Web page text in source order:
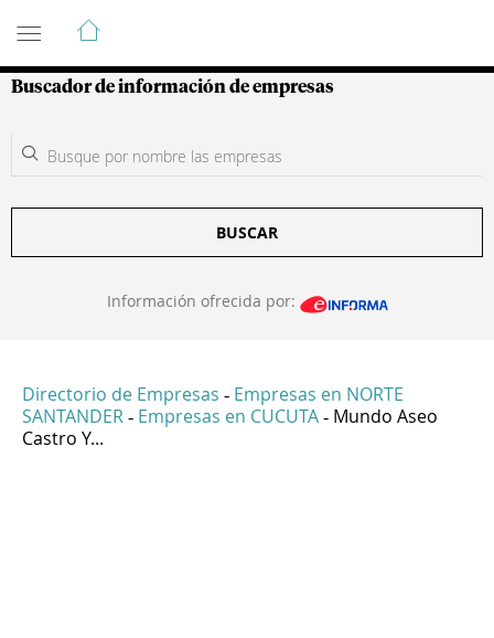
Guía de Empresas Colombianas
Buscador de información de empresas
BUSCAR
Información ofrecida por:
Directorio de Empresas - Empresas en NORTE
SANTANDER - Empresas en CUCUTA - Mundo Aseo
Castro Y...